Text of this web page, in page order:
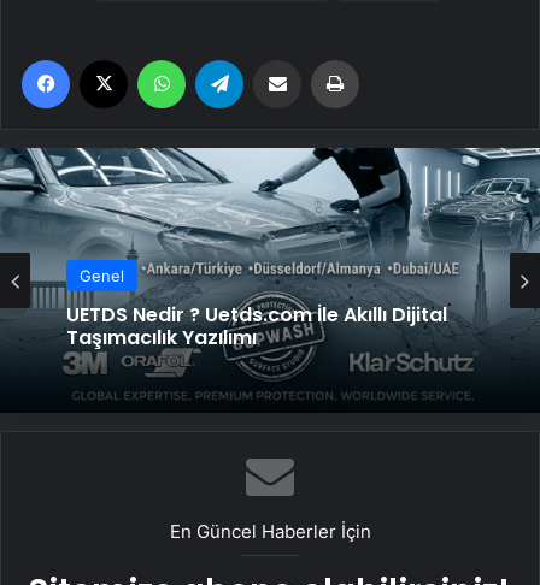
Facebook WhatsApp Email'den paylaş
Genel
UETDS Nedir ? Uetds.com İle Akıllı Dijital
Taşımacılık Yazılımı
Genel
Datahost İle Güvenilir Sunucu Hizmetleri
En Güncel Haberler İçin